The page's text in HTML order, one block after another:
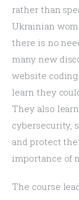
rather than
Ukrainian
there is no
many new
website
learn they
They also
cybersecurity,
and protect
importance of
The course